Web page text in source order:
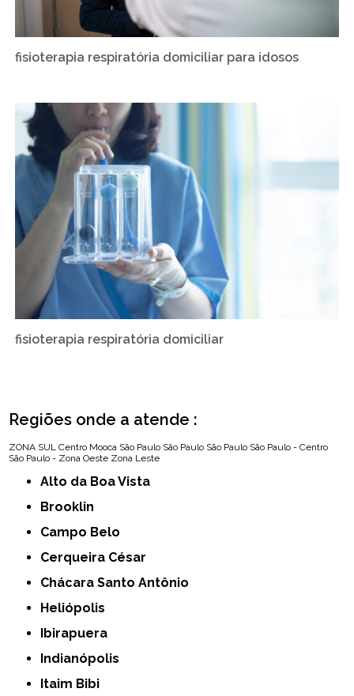
fisioterapia respiratória domiciliar para idosos
fisioterapia respiratória domiciliar
Regiões onde a atende :
ZONA SUL Centro Mooca São Paulo São Paulo São Paulo São Paulo - Centro
São Paulo - Zona Oeste Zona Leste
Alto da Boa Vista
Brooklin
Campo Belo
Cerqueira César
Chácara Santo Antônio
Heliópolis
Ibirapuera
Indianópolis
Itaim Bibi